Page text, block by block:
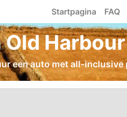
Startpagina FAQ
Harbour
een auto met all-inclusive